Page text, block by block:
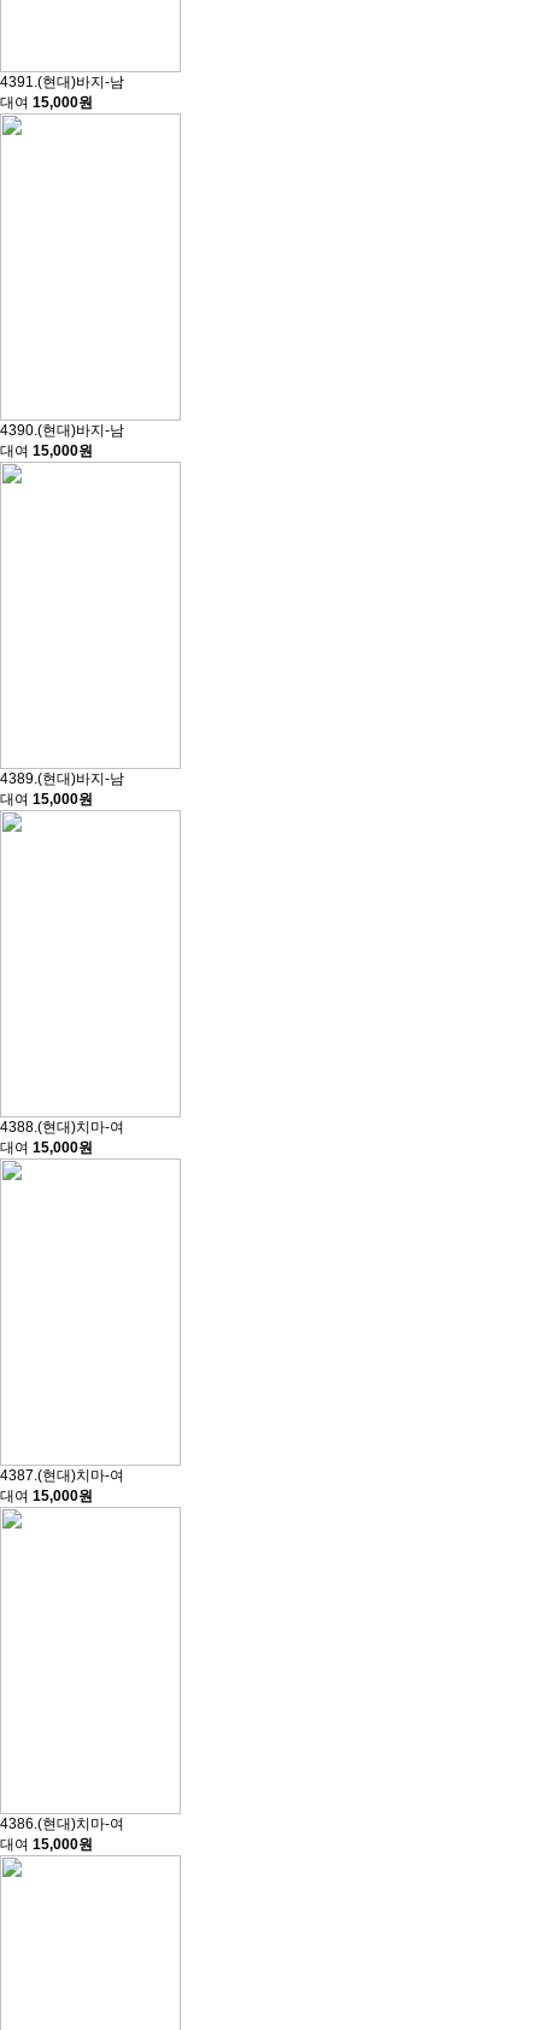
4391.(현대)바지-남
대여 15,000원
4390.(현대)바지-남
대여 15,000원
4389.(현대)바지-남
대여 15,000원
4388.(현대)치마-여
대여 15,000원
4387.(현대)치마-여
대여 15,000원
4386.(현대)치마-여
대여 15,000원